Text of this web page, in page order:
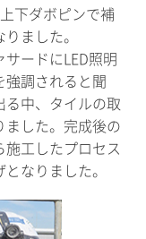
下ダボピンで補
ました。
ードにLED照明
強調されると聞
る中、タイルの取
した。完成後の
工したプロセス
なりました。